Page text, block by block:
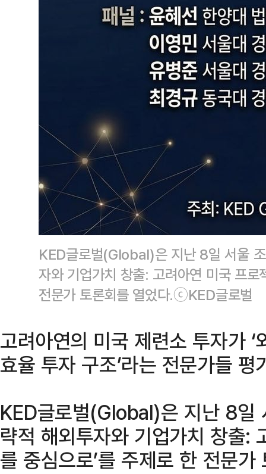
KED글로벌(Global)은 지난 8일 서울
자와 기업가치 창출: 고려아연 미국 프로
전문가 토론회를 열었다.ⓒKED글로벌
고려아연의 미국 제련소 투자가
효율 투자 구조’라는 전문가들 평
KED글로벌(Global)은 지난 8일
략적 해외투자와 기업가치 창출:
를 중심으로’를 주제로 한 전문가